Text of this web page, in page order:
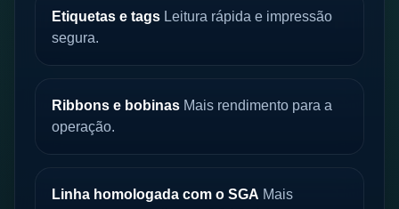
Etiquetas e tags Leitura rápida e impressão
segura.
Ribbons e bobinas Mais rendimento para a
operação.
Linha homologada com o SGA Mais